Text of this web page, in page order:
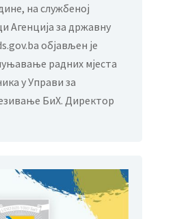
на службеној
Агенција за државну
објављен је
радних мјеста
у Управи за
БиХ. Директор